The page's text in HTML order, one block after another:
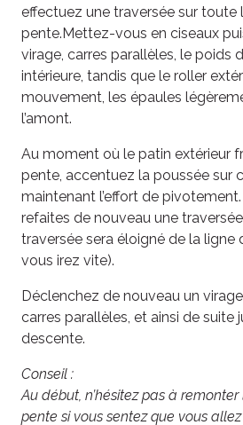
effectuez une traversée sur toute
pente.Mettez-vous en ciseaux
virage, carres parallèles, le poids
intérieure, tandis que le roller
mouvement, les épaules
l’amont.
Au moment où le patin extérieur
pente, accentuez la poussée sur
maintenant l’effort de
refaites de nouveau une traversée
traversée sera éloigné de la ligne
vous irez vite).
Déclenchez de nouveau un
carres parallèles, et ainsi de suite
descente.
Conseil :
Au début, n’hésitez pas à
pente si vous sentez que vous